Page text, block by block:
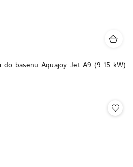
do basenu Aquajoy Jet A9 (9.15 kW)